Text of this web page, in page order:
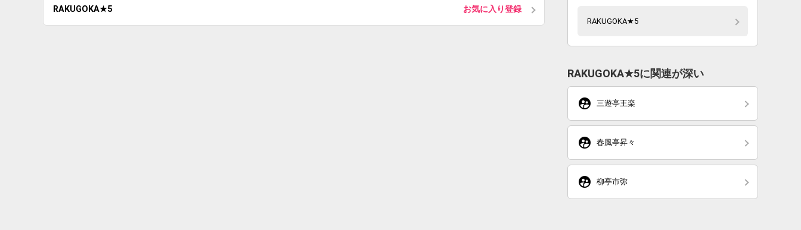
RAKUGOKA★5 お気に入り登録
RAKUGOKA★5
RAKUGOKA★5に関連が深い
supervised_user_circle 三遊亭王楽
supervised_user_circle 春風亭昇々
supervised_user_circle 柳亭市弥